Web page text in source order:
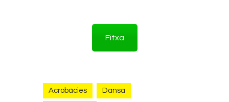
Fitxa
Acrobàcies Dansa